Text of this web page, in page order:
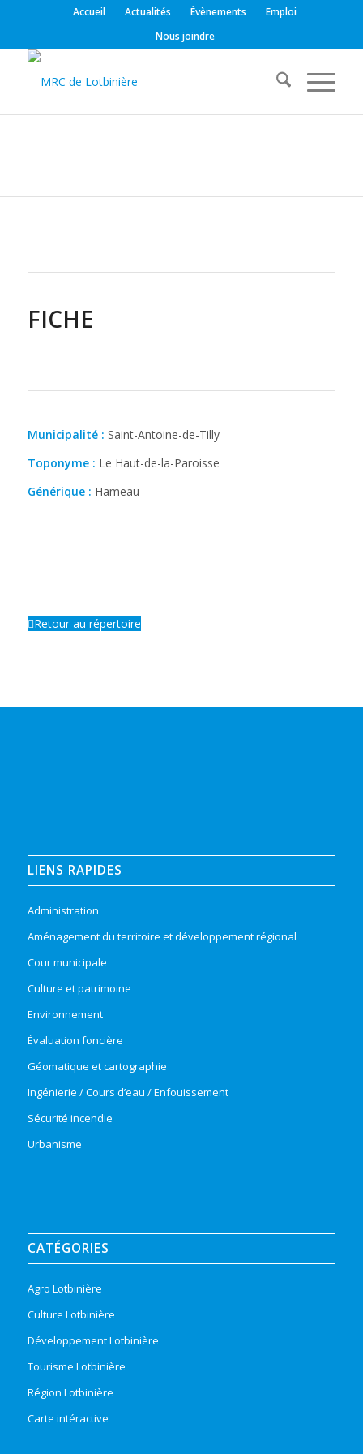
Accueil Actualités Évènements
Emploi
Nous joindre
FICHE
Municipalité : Saint-Antoine-de-Tilly
Toponyme : Le Haut-de-la-Paroisse
Générique : Hameau
Retour au répertoire
LIENS RAPIDES
Administration
Aménagement du territoire et développement régional
Cour municipale
Culture et patrimoine
Environnement
Évaluation foncière
Géomatique et cartographie
Ingénierie / Cours d’eau / Enfouissement
Sécurité incendie
Urbanisme
CATÉGORIES
Agro Lotbinière
Culture Lotbinière
Développement Lotbinière
Tourisme Lotbinière
Région Lotbinière
Carte intéractive